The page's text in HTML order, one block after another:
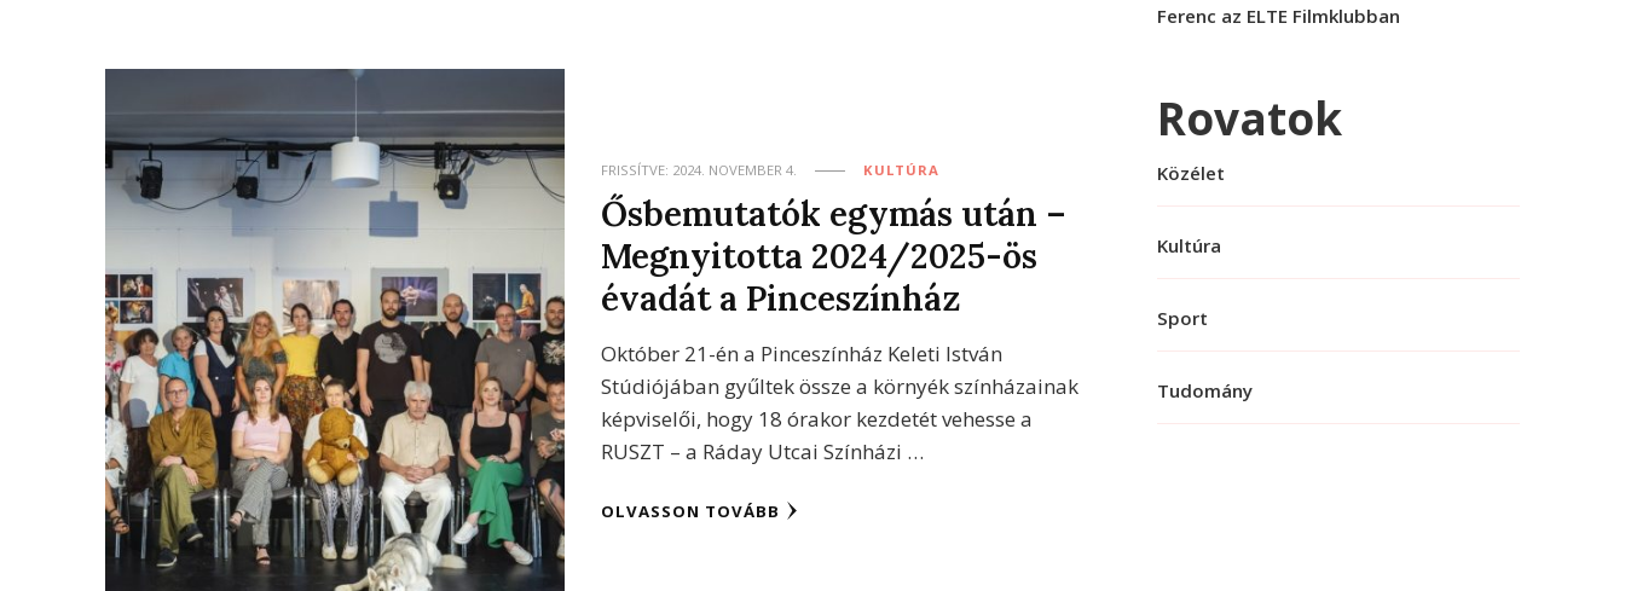
FRISSÍTVE: 2024. NOVEMBER 4. KULTÚRA
Ősbemutatók egymás után –
Megnyitotta 2024/2025-ös
évadát a Pinceszínház
Október 21-én a Pinceszínház Keleti István
Stúdiójában gyűltek össze a környék színházainak
képviselői, hogy 18 órakor kezdetét vehesse a
RUSZT – a Ráday Utcai Színházi …
OLVASSON TOVÁBB
Ferenc az ELTE Filmklubban
Rovatok
Közélet
Kultúra
Sport
Tudomány